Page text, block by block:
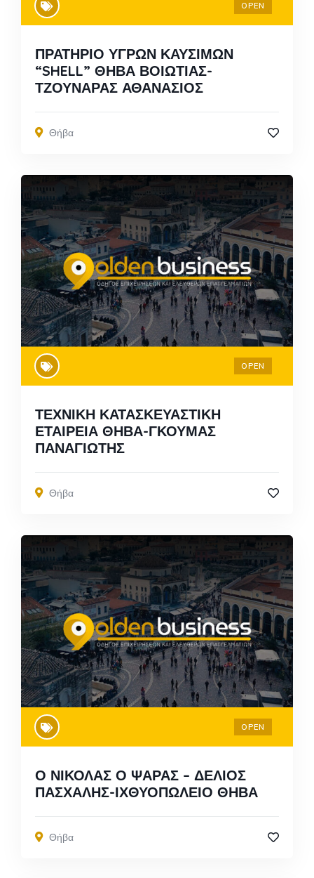
OPEN
ΠΡΑΤΗΡΙΟ ΥΓΡΩΝ ΚΑΥΣΙΜΩΝ
“SHELL” ΘΗΒΑ ΒΟΙΩΤΙΑΣ-
ΤΖΟΥΝΑΡΑΣ ΑΘΑΝΑΣΙΟΣ
Θήβα
OPEN
ΤΕΧΝΙΚΗ ΚΑΤΑΣΚΕΥΑΣΤΙΚΗ
ΕΤΑΙΡΕΙΑ ΘΗΒΑ-ΓΚΟΥΜΑΣ
ΠΑΝΑΓΙΩΤΗΣ
Θήβα
OPEN
Ο ΝΙΚΟΛΑΣ Ο ΨΑΡΑΣ – ΔΕΛΙΟΣ
ΠΑΣΧΑΛΗΣ-ΙΧΘΥΟΠΩΛΕΙΟ ΘΗΒΑ
Θήβα